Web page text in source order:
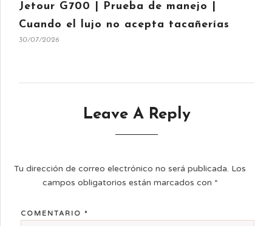
Jetour G700 | Prueba de manejo |
Cuando el lujo no acepta tacañerías
30/07/2026
Leave A Reply
Tu dirección de correo electrónico no será publicada. Los
campos obligatorios están marcados con *
COMENTARIO *